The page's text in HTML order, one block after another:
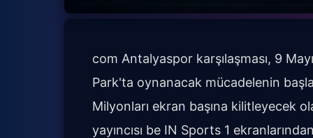
com Antalyaspor karşılaşması, 9
Park'ta oynanacak mücadelenin
Milyonları ekran başına kilitleyecek
yayıncısı be IN Sports 1